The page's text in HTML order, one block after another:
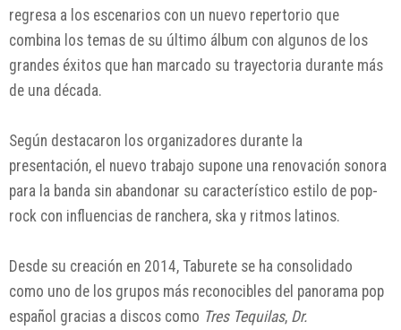
regresa a los escenarios con un nuevo repertorio que
combina los temas de su último álbum con algunos de los
grandes éxitos que han marcado su trayectoria durante más
de una década.
Según destacaron los organizadores durante la
presentación, el nuevo trabajo supone una renovación sonora
para la banda sin abandonar su característico estilo de pop-
rock con influencias de ranchera, ska y ritmos latinos.
Desde su creación en 2014, Taburete se ha consolidado
como uno de los grupos más reconocibles del panorama pop
español gracias a discos como Tres Tequilas, Dr.